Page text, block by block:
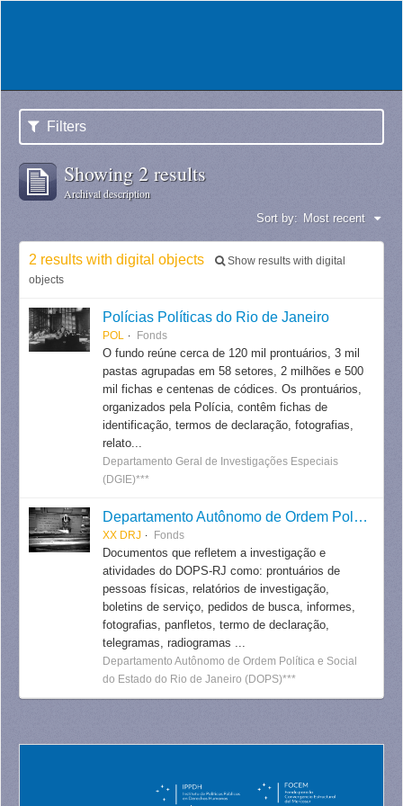
Filters
Showing 2 results
Archival description
Sort by: Most recent
2 results with digital objects
Show results with digital
objects
Polícias Políticas do Rio de Janeiro
POL Fonds
O fundo reúne cerca de 120 mil prontuários, 3 mil
pastas agrupadas em 58 setores, 2 milhões e 500
mil fichas e centenas de códices. Os prontuários,
organizados pela Polícia, contêm fichas de
identificação, termos de declaração, fotografias,
relato...
Departamento Geral de Investigações Especiais
(DGIE)***
Departamento Autônomo de Ordem Política e Social do Estado do Rio de Janeiro
XX DRJ Fonds
Documentos que refletem a investigação e
atividades do DOPS-RJ como: prontuários de
pessoas físicas, relatórios de investigação,
boletins de serviço, pedidos de busca, informes,
fotografias, panfletos, termo de declaração,
telegramas, radiogramas ...
Departamento Autônomo de Ordem Política e Social
do Estado do Rio de Janeiro (DOPS)***